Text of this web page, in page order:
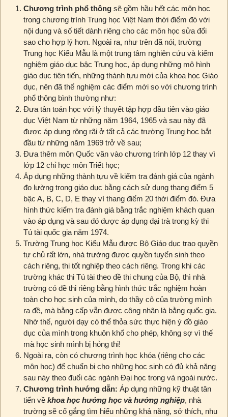
Chương trình phổ thôngsẽ gồm hầu hết các môn học
trong chương trình Trung học Việt Nam thời điểm đó với
nội dung và số tiết dành riêng cho các môn học sửa đổi
sao cho hợp lý hơn. Ngoài ra, như trên đã nói, trường
Trung học Kiểu Mẫu là một trung tâm nghiên cứu và kiểm
nghiệm giáo dục bậc Trung học, áp dụng những mô hình
giáo dục tiên tiến, những thành tựu mới của khoa học Giáo
dục, nên đã thể nghiệm các điểm mới so với chương trình
phổ thông bình thường như:
Đưa tân toán học với lý thuyết tập hợp đầu tiên vào giáo
dục Việt Nam từ những năm 1964, 1965 và sau này đã
được áp dụng rộng rãi ở tất cả các trường Trung học bắt
đầu từ những năm 1969 trở về sau;
Đưa thêm môn Quốc văn vào chương trình lớp 12 thay vì
lớp 12 chỉ học môn Triết học;
Áp dụng những thành tựu về kiểm tra đánh giá của ngành
đo lường trong giáo dục bằng cách sử dụng thang điểm 5
bậc A, B, C, D, E thay vì thang điểm 20 thời điểm đó. Đưa
hình thức kiểm tra đánh giá bằng trắc nghiệm khách quan
vào áp dụng và sau đó được áp dụng đại trà trong kỳ thi
Tú tài quốc gia năm 1974.
Trường Trung học Kiểu Mẫu được Bộ Giáo dục trao quyền
tự chủ rất lớn, nhà trường được quyền tuyển sinh theo
cách riêng, thi tốt nghiệp theo cách riêng. Trong khi các
trường khác thi Tú tài theo đề thi chung của Bộ, thì nhà
trường có đề thi riêng bằng hình thức trắc nghiệm hoàn
toàn cho học sinh của mình, do thầy cô của trường mình
ra đề, mà bằng cấp vẫn được công nhận là bằng quốc gia.
Nhờ thế, người dạy có thể thỏa sức thực hiện ý đồ giáo
dục của mình trong khuôn khổ cho phép, không sợ vì thế
mà học sinh mình bị hỏng thi!
Ngoài ra, còn có chương trình học khóa (riêng cho các
môn học) để chuẩn bị cho những học sinh có đủ khả năng
sau này theo đuổi các ngành Đại học trong và ngoài nước.
Chương trình hướng dẫn: Áp dụng những kỹ thuật tân
tiến về khoa học hướng học và hướng nghiệp, nhà
trường sẽ cố gắng tìm hiểu những khả năng, sở thích, nhu